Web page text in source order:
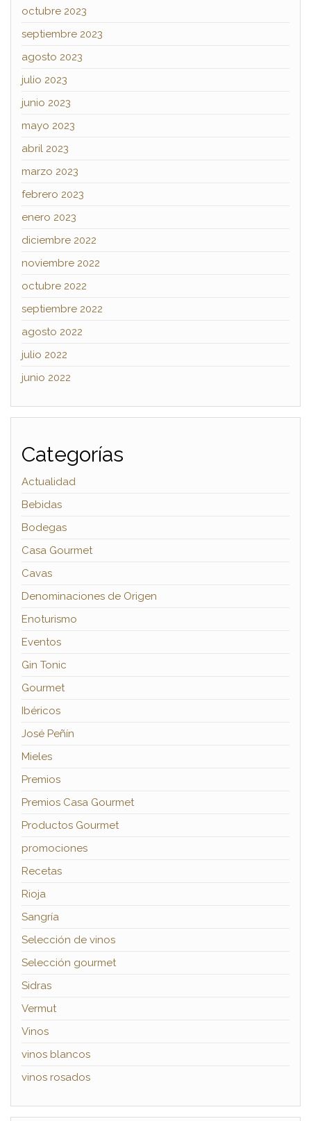
octubre 2023
septiembre 2023
agosto 2023
julio 2023
junio 2023
mayo 2023
abril 2023
marzo 2023
febrero 2023
enero 2023
diciembre 2022
noviembre 2022
octubre 2022
septiembre 2022
agosto 2022
julio 2022
junio 2022
Categorías
Actualidad
Bebidas
Bodegas
Casa Gourmet
Cavas
Denominaciones de Origen
Enoturismo
Eventos
Gin Tonic
Gourmet
Ibéricos
José Peñín
Mieles
Premios
Premios Casa Gourmet
Productos Gourmet
promociones
Recetas
Rioja
Sangría
Selección de vinos
Selección gourmet
Sidras
Vermut
Vinos
vinos blancos
vinos rosados